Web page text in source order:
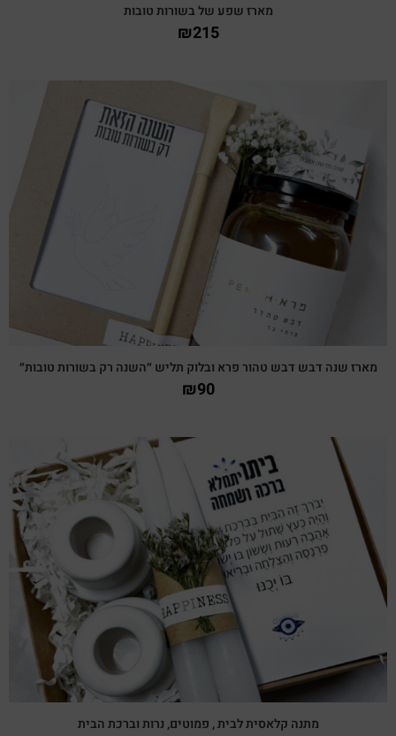
מארז שפע של בשורות טובות
₪215
מארז שנה דבש דבש טהור פרא ובלוק תליש ״השנה רק בשורות טובות״
₪90
צפייה מהירה
מתנה קלאסית לבית , פמוטים, נרות וברכת הבית